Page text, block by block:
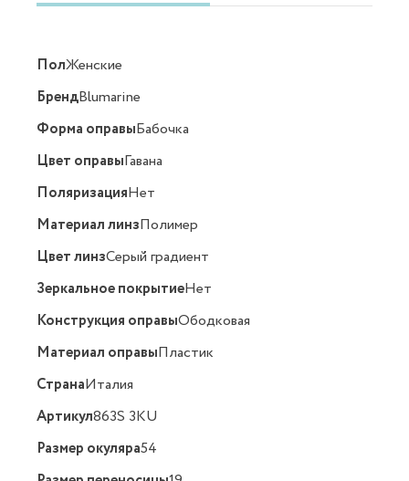
ПолЖенские
БрендBlumarine
Форма оправыБабочка
Цвет оправыГавана
ПоляризацияНет
Материал линзПолимер
Цвет линзСерый градиент
Зеркальное покрытиеНет
Конструкция оправыОбодковая
Материал оправыПластик
СтранаИталия
Артикул863S 3KU
Размер окуляра54